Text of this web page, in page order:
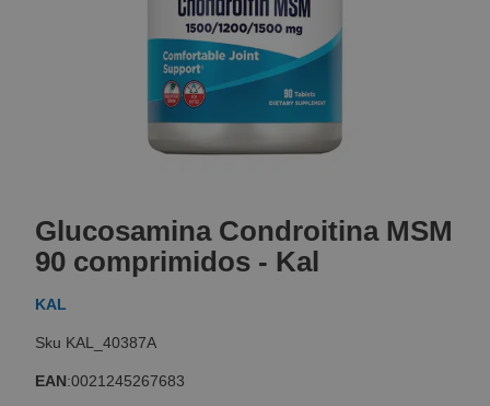
the
beginning
of
the
gallery
Glucosamina Condroitina MSM
90 comprimidos - Kal
KAL
KAL_40387A
EAN:0021245267683